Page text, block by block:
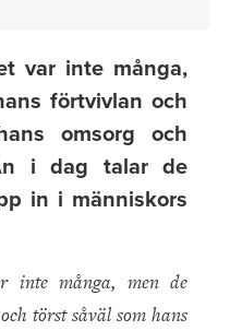
var inte många,
förtvivlan och
omsorg och
i dag talar de
in i människors
inte många, men de
törst såväl som hans